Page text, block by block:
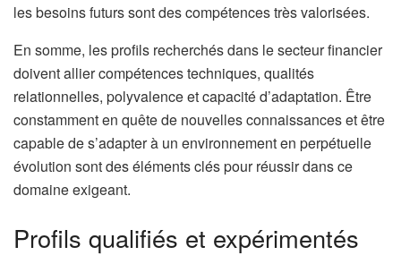
les besoins futurs sont des compétences très valorisées.
En somme, les profils recherchés dans le secteur financier
doivent allier compétences techniques, qualités
relationnelles, polyvalence et capacité d’adaptation. Être
constamment en quête de nouvelles connaissances et être
capable de s’adapter à un environnement en perpétuelle
évolution sont des éléments clés pour réussir dans ce
domaine exigeant.
Profils qualifiés et expérimentés